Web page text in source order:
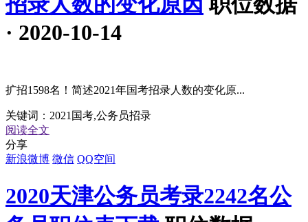
· 2020-10-14
扩招1598名！简述2021年国考招录人数的变化原...
关键词： 2021国考,公务员招录
阅读全文
分享
新浪微博 微信 QQ空间
2020天津公务员考录2242名公